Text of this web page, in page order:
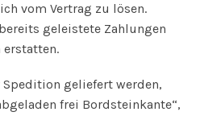
vom Vertrag zu lösen.
geleistete Zahlungen
geliefert werden,
frei Bordsteinkante“,